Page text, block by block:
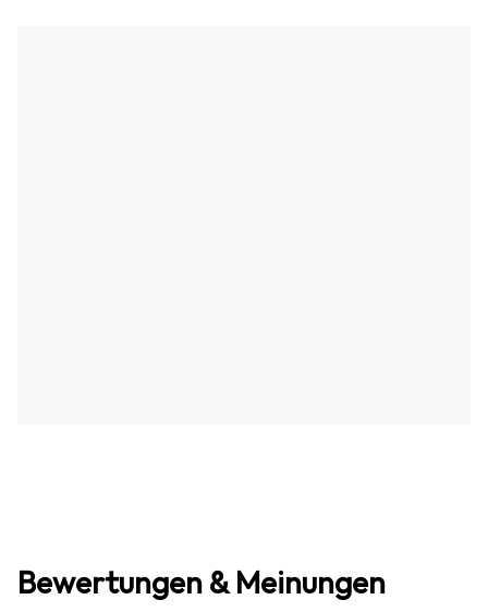
Bewertungen & Meinungen